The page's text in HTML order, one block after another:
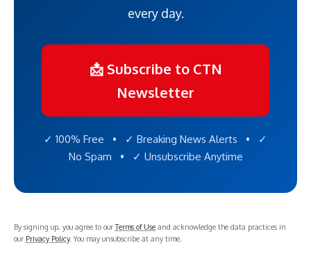
every day.
📩 Subscribe to CTN
Newsletter
✓ 100% Free • ✓ Breaking News Alerts • ✓
No Spam • ✓ Unsubscribe Anytime
By signing up, you agree to ourTerms of Use and acknowledge the data practices in
our Privacy Policy. You may unsubscribe at any time.